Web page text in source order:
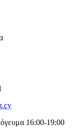
16:00-19:00